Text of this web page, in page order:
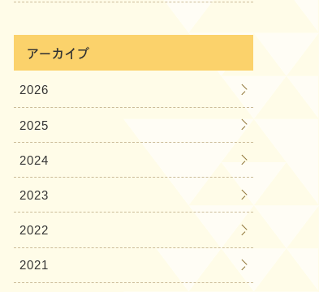
アーカイブ
2026
2025
2024
2023
2022
2021